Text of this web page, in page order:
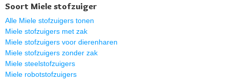
Soort Miele stofzuiger
Alle Miele stofzuigers tonen
Miele stofzuigers met zak
Miele stofzuigers voor dierenharen
Miele stofzuigers zonder zak
Miele steelstofzuigers
Miele robotstofzuigers